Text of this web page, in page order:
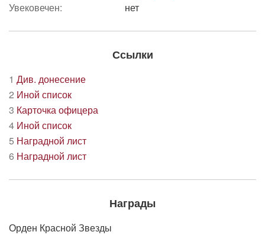
Увековечен:
нет
Ссылки
1 Див. донесение
2 Иной список
3 Карточка офицера
4 Иной список
5 Наградной лист
6 Наградной лист
Награды
Орден Красной Звезды